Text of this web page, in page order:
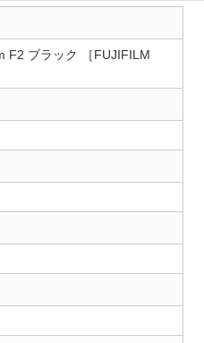
F2 ブラック ［FUJIFILM